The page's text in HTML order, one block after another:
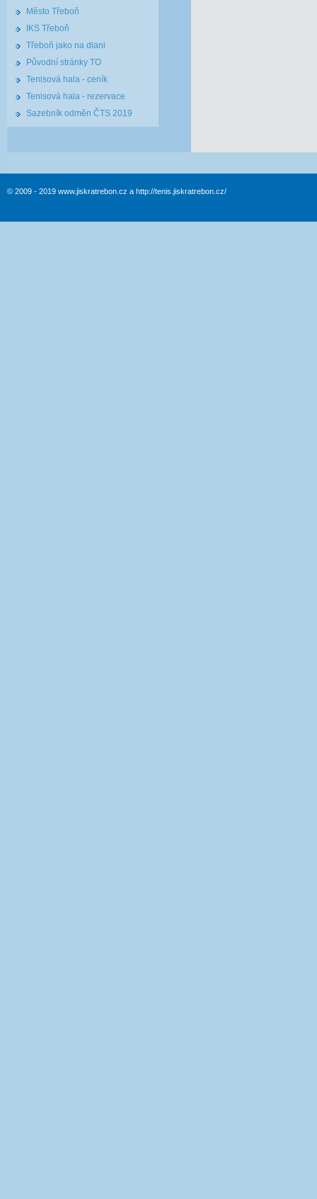
Město Třeboň
IKS Třeboň
Třeboň jako na dlani
Původní stránky TO
Tenisová hala - ceník
Tenisová hala - rezervace
Sazebník odměn ČTS 2019
© 2009 - 2019 www.jiskratrebon.cz a http://tenis.jiskratrebon.cz/